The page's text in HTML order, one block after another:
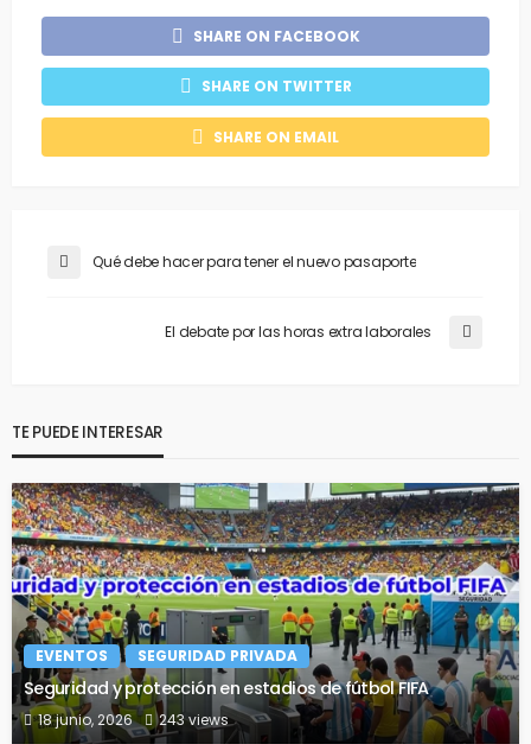
SHARE ON FACEBOOK
SHARE ON TWITTER
SHARE ON EMAIL
Qué debe hacer para tener el nuevo pasaporte
El debate por las horas extra laborales
TE PUEDE INTERESAR
EVENTOS SEGURIDAD PRIVADA
Seguridad y protección en estadios de fútbol FIFA
18 junio, 2026 243 views